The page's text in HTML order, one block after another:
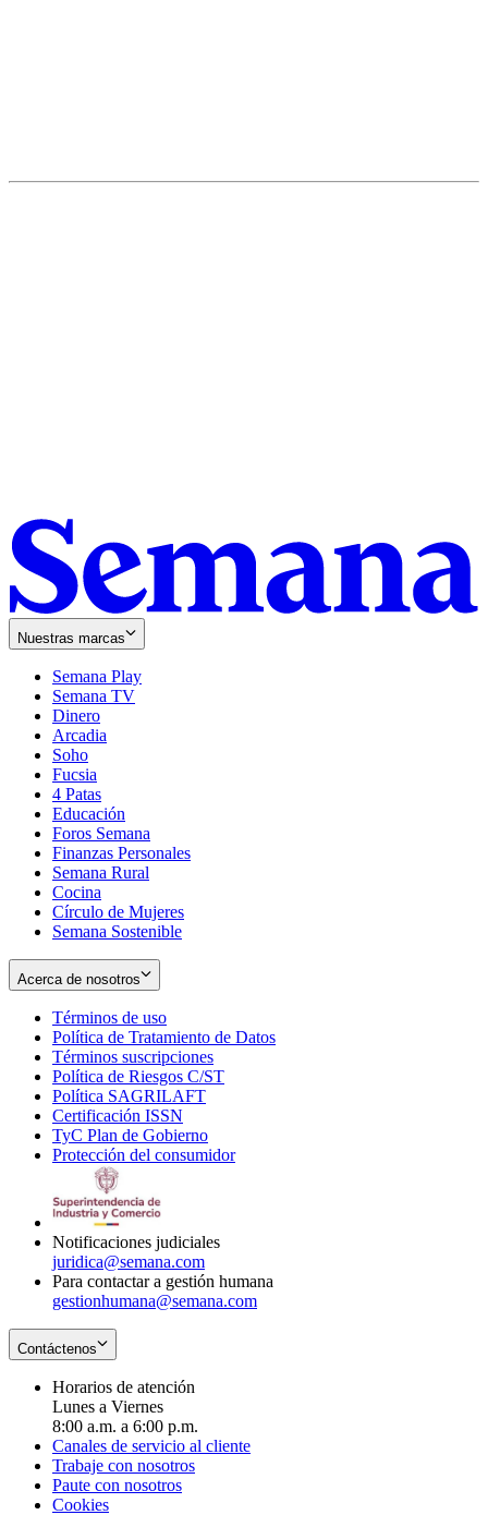
Nuestras marcas
Semana Play
Semana TV
Dinero
Arcadia
Soho
in
new
window
Fucsia
in
new
window
4 Patas
Educación
Foros Semana
Finanzas Personales
Semana Rural
Cocina
Círculo de Mujeres
Semana Sostenible
Acerca de nosotros
Términos de uso
in
new
window
Política de Tratamiento de Datos
Términos suscripciones
in
Política de Riesgos C/ST
Política SAGRILAFT
new
window
Certificación ISSN
in
new
TyC Plan de Gobierno
in
Protección del consumidorOpens
Notificaciones judiciales
juridica@semana.com
Para contactar a gestión humana
gestionhumana@semana.com
Contáctenos
Horarios de atención
Lunes a Viernes
8:00 a.m. a 6:00 p.m.
Canales de servicio al cliente
Trabaje con nosotros
Paute con nosotros
Cookies